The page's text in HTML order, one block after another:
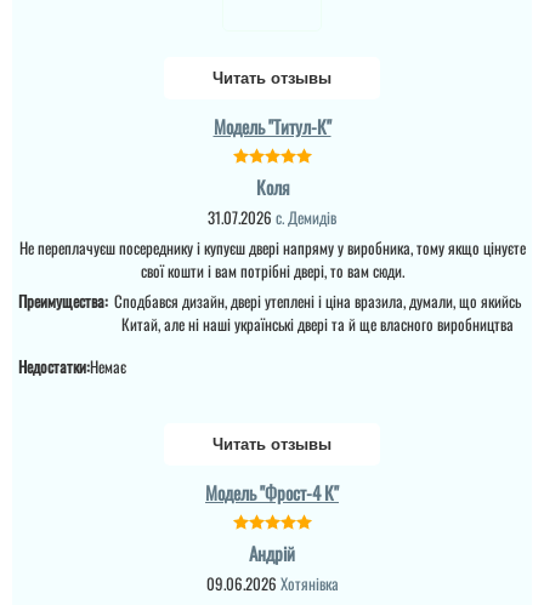
Борис
кухню, сподобались,
замки, то були би
краще.
Встановили двері і
Читать отзывы
Модель "Титул-К"
Коля
31.07.2026 с. Демидів
Не переплачуєш посереднику і купуєш двері напряму у виробника, тому якщо цінуєте
свої кошти і вам потрібні двері, то вам сюди.
Преимущества: Сподбався дизайн, двері утеплені і ціна вразила, думали, що якийсь
Китай, але ні наші українські двері та й ще власного виробництва
Недостатки:Немає
Читать отзывы
Модель "Фрост-4 К"
Андрій
09.06.2026 Хотянівка